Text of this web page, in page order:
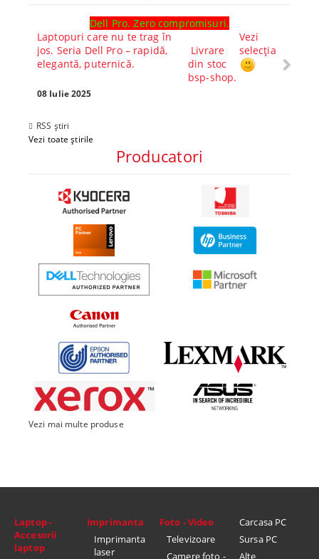
Dell Pro. Zero compromisuri.
Laptopuri care nu te trag în
jos. Seria Dell Pro – rapidă,
elegantă, puternică.
Livrare
din stoc
bsp-shop.
Vezi
selecția
08 Iulie 2025
RSS știri
Vezi toate știrile
Producatori
Vezi mai multe produse
Laptop -
Accesorii
laptop
Imprimanta
Imprimanta
laser
Foto - Video
Televizoare
Camere foto -
Carcasa PC
Sursa PC
Alte